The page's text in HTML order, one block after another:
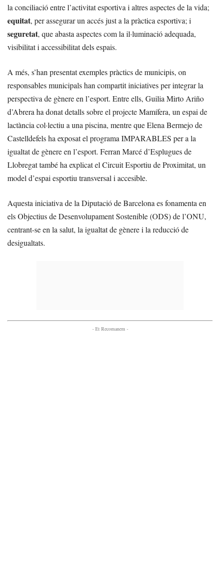
la conciliació entre l’activitat esportiva i altres aspectes de la vida;
equitat, per assegurar un accés just a la pràctica esportiva; i
seguretat, que abasta aspectes com la il·luminació adequada,
visibilitat i accessibilitat dels espais.
A més, s’han presentat exemples pràctics de municipis, on
responsables municipals han compartit iniciatives per integrar la
perspectiva de gènere en l’esport. Entre ells, Guilia Mirto Ariño
d’Abrera ha donat detalls sobre el projecte Mamífera, un espai de
lactància col·lectiu a una piscina, mentre que Elena Bermejo de
Castelldefels ha exposat el programa IMPARABLES per a la
igualtat de gènere en l’esport. Ferran Marcé d’Esplugues de
Llobregat també ha explicat el Circuit Esportiu de Proximitat, un
model d’espai esportiu transversal i accesible.
Aquesta iniciativa de la Diputació de Barcelona es fonamenta en
els Objectius de Desenvolupament Sostenible (ODS) de l’ONU,
centrant-se en la salut, la igualtat de gènere i la reducció de
desigualtats.
- Et Recomanem -